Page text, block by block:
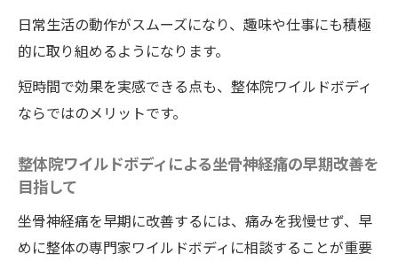
無痛で歩ける日常を取り戻す方法
す実践的な手順
で意識すべきこと
適な歩行へのステップ
整体院ワイルドボディの施術後におすすめ
日常生活の動作がスムーズになり、趣味や仕事にも積極
的に取り組めるようになります。
短時間で効果を実感できる点も、整体院ワイルドボディ
ならではのメリットです。
整体院ワイルドボディによる坐骨神経痛の早期改善を
目指して
坐骨神経痛を早期に改善するには、痛みを我慢せず、早
めに整体の専門家ワイルドボディに相談することが重要